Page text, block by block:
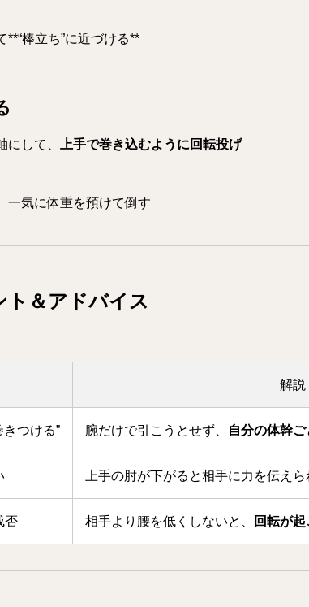
棒立ち”に近づける**
にして、 上手で巻き込むように回転投げ
一気に体重を預けて倒す
ト＆アドバイス
解説
きつける” 腕だけで引こうとせず、 自分の体幹ご
上手の肘が下がると相手に力を伝え
否 相手より腰を低くしないと、 回転が起